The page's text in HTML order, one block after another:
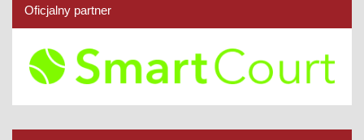
Oficjalny partner